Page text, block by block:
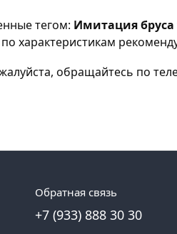
тегом: Имитация
характеристикам
обращайтесь по
Обратная связь
+7 (933) 888 30 30